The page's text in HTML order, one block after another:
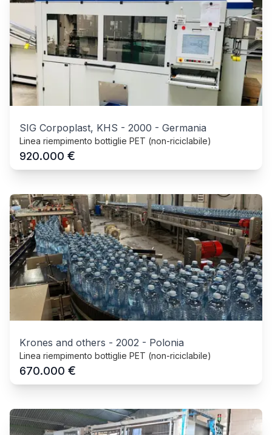
SIG Corpoplast, KHS - 2000 - Germania
Linea riempimento bottiglie PET (non-riciclabile)
920.000 €
Krones and others - 2002 - Polonia
Linea riempimento bottiglie PET (non-riciclabile)
670.000 €